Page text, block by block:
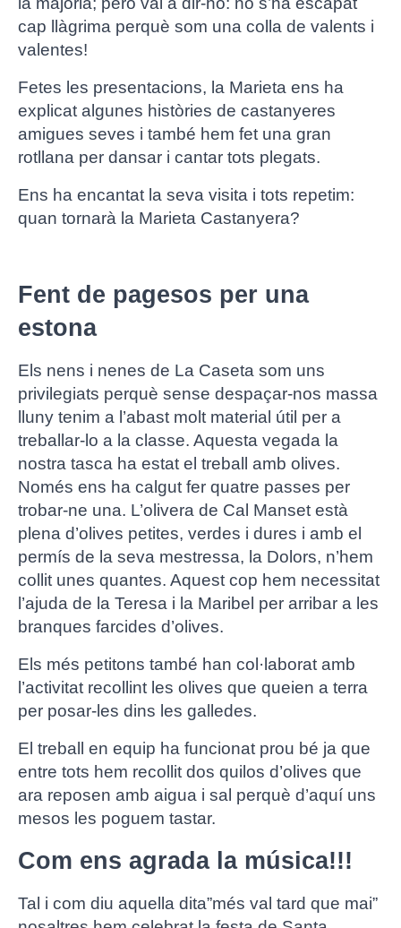
cap llàgrima perquè som una colla de valents i
valentes!
Fetes les presentacions, la Marieta ens ha
explicat algunes històries de castanyeres
amigues seves i també hem fet una gran
rotllana per dansar i cantar tots plegats.
Ens ha encantat la seva visita i tots repetim:
quan tornarà la Marieta Castanyera?
Fent de pagesos per una
estona
Els nens i nenes de La Caseta som uns
privilegiats perquè sense despaçar-nos massa
lluny tenim a l’abast molt material útil per a
treballar-lo a la classe. Aquesta vegada la
nostra tasca ha estat el treball amb olives.
Només ens ha calgut fer quatre passes per
trobar-ne una. L’olivera de Cal Manset està
plena d’olives petites, verdes i dures i amb el
permís de la seva mestressa, la Dolors, n’hem
collit unes quantes. Aquest cop hem necessitat
l’ajuda de la Teresa i la Maribel per arribar a les
branques farcides d’olives.
Els més petitons també han col·laborat amb
l’activitat recollint les olives que queien a terra
per posar-les dins les galledes.
El treball en equip ha funcionat prou bé ja que
entre tots hem recollit dos quilos d’olives que
ara reposen amb aigua i sal perquè d’aquí uns
mesos les poguem tastar.
Com ens agrada la música!!!
Tal i com diu aquella dita”més val tard que mai”